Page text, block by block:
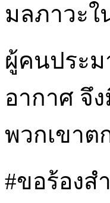
มลภาวะ
ผู้คนประ
อากาศ จึ
พวกเขาต
#ขอร้องส